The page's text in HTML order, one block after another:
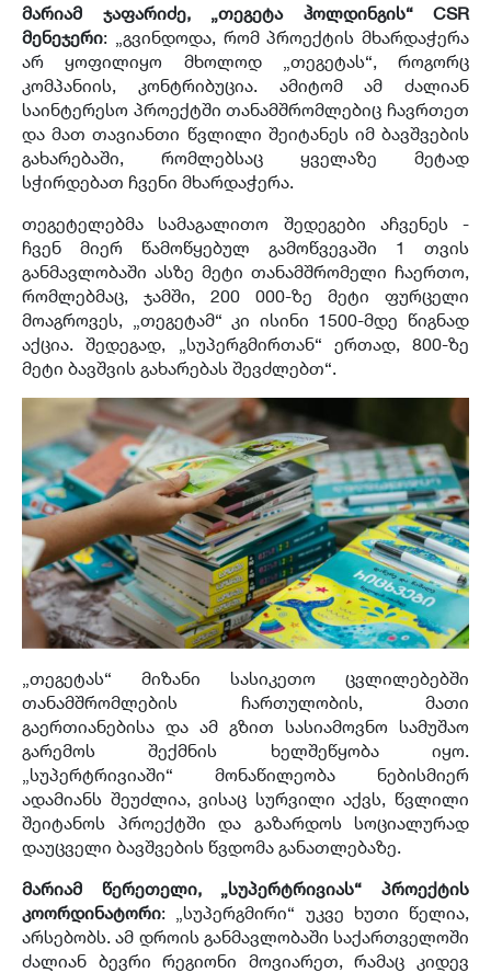
მარიამ ჯაფარიძე, „თეგეტა ჰოლდინგის“ CSR
მენეჯერი: „ გვინდოდა, რომ პროექტის მხარდაჭერა
არ ყოფილიყო მხოლოდ„ თეგეტას“, როგორც
კომპანიის, კონტრიბუცია. ამიტომ ამ ძალიან
საინტერესო პროექტში თანამშრომლებიც ჩავრთეთ
და მათ თავიანთი წვლილი შეიტანეს იმ ბავშვების
გახარებაში, რომლებსაც ყველაზე მეტად
სჭირდებათ ჩვენი მხარდაჭერა.
თეგეტელებმა სამაგალითო შედეგები აჩვენეს-
ჩვენ მიერ წამოწყებულ გამოწვევაში 1 თვის
განმავლობაში ასზე მეტი თანამშრომელი ჩაერთო,
რომლებმაც, ჯამში, 200 000-ზე მეტი ფურცელი
მოაგროვეს, „ თეგეტამ“კი ისინი 1500-მდე წიგნად
აქცია.შედეგად, „ სუპერგმირთან“ ერთად, 800-ზე
მეტი ბავშვის გახარებას შევძლებთ“.
„თეგეტას“ მიზანი სასიკეთო ცვლილებებში
თანამშრომლების ჩართულობის, მათი
გაერთიანებისა და ამ გზით სასიამოვნო სამუშაო
გარემოს შექმნის ხელშეწყობა იყო.
„სუპერტრივიაში“ მონაწილეობა ნებისმიერ
ადამიანს შეუძლია, ვისაც სურვილი აქვს, წვლილი
შეიტანოს პროექტში და გაზარდოს სოციალურად
დაუცველი ბავშვების წვდომა განათლებაზე.
მარიამ წერეთელი, „სუპერტრივიას“ პროექტის
კოორდინატორი: „სუპერგმირი“ უკვე ხუთი წელია,
არსებობს.ამ დროის განმავლობაში საქართველოში
ძალიან ბევრი რეგიონი მოვიარეთ,რამაც კიდევ